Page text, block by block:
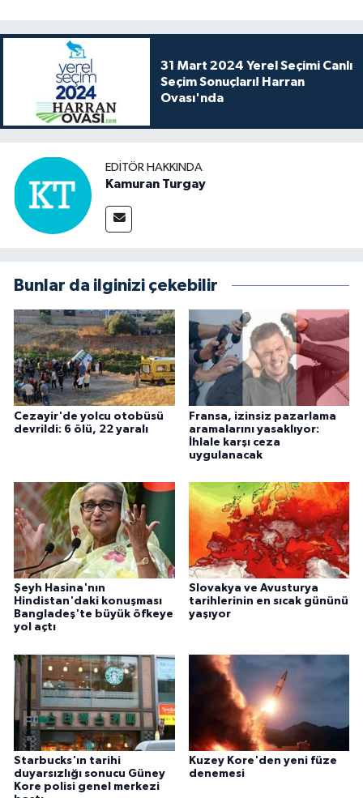
31 Mart 2024 Yerel Seçimi Canlı
Seçim Sonuçları! Harran
Ovası'nda
EDITÖR HAKKINDA
Kamuran Turgay
Bunlar da ilginizi çekebilir
Cezayir'de yolcu otobüsü
devrildi: 6 ölü, 22 yaralı
Fransa, izinsiz pazarlama
aramalarını yasaklıyor:
İhlale karşı ceza
uygulanacak
Şeyh Hasina'nın
Hindistan'daki konuşması
Bangladeş'te büyük öfkeye
yol açtı
Slovakya ve Avusturya
tarihlerinin en sıcak gününü
yaşıyor
Starbucks'ın tarihi
duyarsızlığı sonucu Güney
Kore polisi genel merkezi
Kuzey Kore'den yeni füze
denemesi